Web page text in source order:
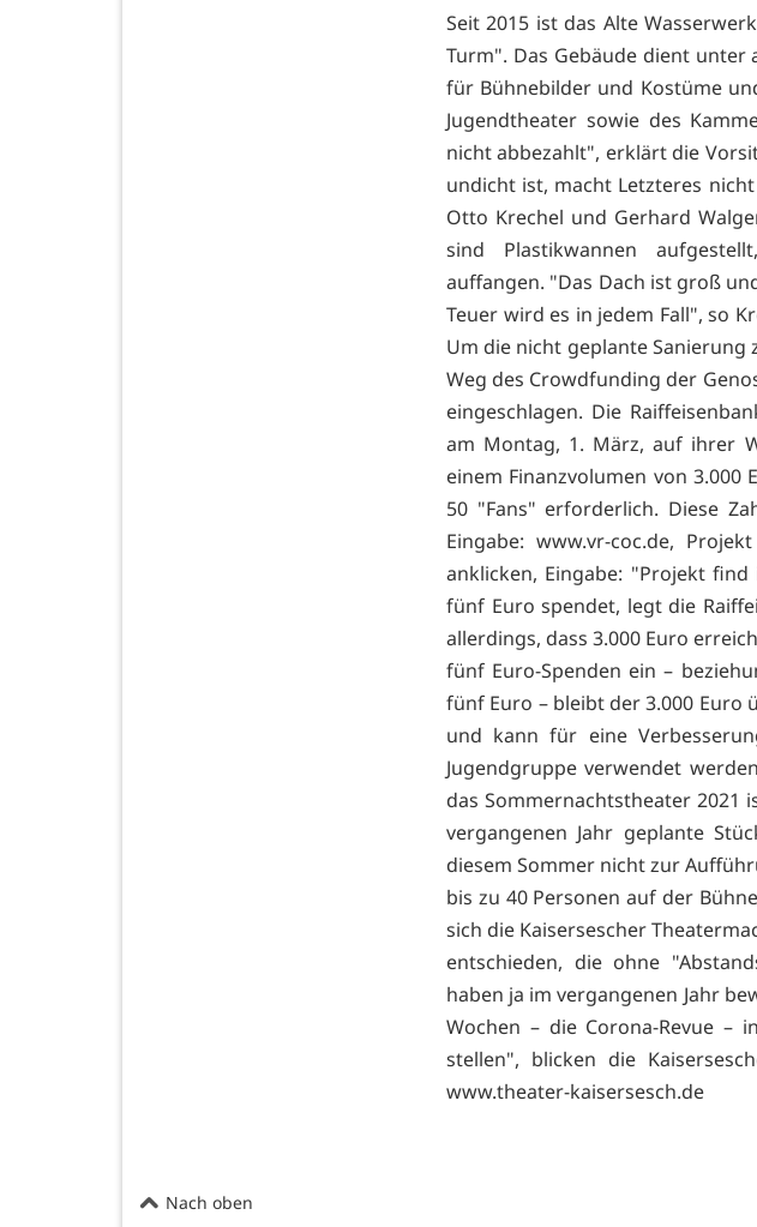
Seit 2015 ist das Alte
Turm". Das Gebäude dient
für Bühnebilder und Kostüme
Jugendtheater sowie des
nicht abbezahlt", erklärt die
undicht ist, macht Letzteres
Otto Krechel und Gerhard
sind Plastikwannen
auffangen. "Das Dach ist groß
Teuer wird es in jedem Fall", so
Um die nicht geplante Sanierung
Weg des Crowdfunding der
eingeschlagen. Die
am Montag, 1. März, auf ihrer
einem Finanzvolumen von
50 "Fans" erforderlich. Diese
Eingabe: www.vr-coc.de,
anklicken, Eingabe: "Projekt
fünf Euro spendet, legt die
allerdings, dass 3.000 Euro
fünf Euro-Spenden ein –
fünf Euro – bleibt der 3.000 Euro
und kann für eine
Jugendgruppe verwendet
das Sommernachtstheater 2021
vergangenen Jahr geplante
diesem Sommer nicht zur
bis zu 40 Personen auf der
sich die Kaisersescher
entschieden, die ohne
haben ja im vergangenen Jahr
Wochen – die Corona-Revue –
stellen", blicken die
www.theater-kaisersesch.de
Nach oben